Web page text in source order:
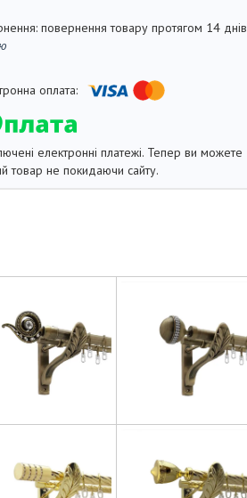
повернення товару протягом 14 днів
електронні платежі. Тепер ви можете
товар не покидаючи сайту.